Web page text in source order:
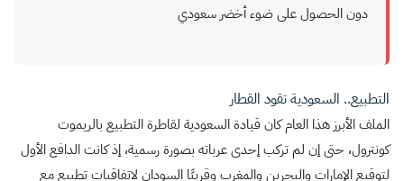
دون الحصول على ضوء أخضر سعودي
التطبيع.. السعودية تقود القطار
الملف الأبرز هذا العام كان قيادة السعودية لقاطرة التطبيع بالريموت
كونترول، حتى إن لم تركب إحدى عرباته بصورة رسمية، إذ كانت الدافع الأول
لتوقيع الإمارات والبحرين والمغرب وقريبًا السودان لاتفاقيات تطبيع مع